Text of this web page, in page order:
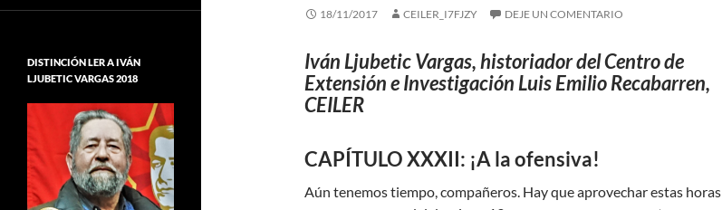
18/11/2017 CEILER_I7FJZY DEJE UN COMENTARIO
Iván Ljubetic Vargas, historiador del Centro de
Extensión e Investigación Luis Emilio Recabarren,
CEILER
CAPÍTULO XXXII: ¡A la ofensiva!
Aún tenemos tiempo, compañeros. Hay que aprovechar estas horas
DISTINCIÓN LER A IVÁN
LJUBETIC VARGAS 2018